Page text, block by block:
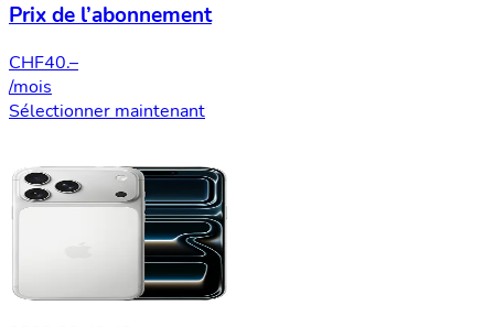
Prix de l’abonnement
CHF40.–
/mois
Sélectionner maintenant